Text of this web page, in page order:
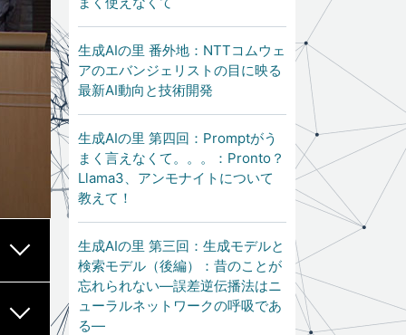
生成AIの里 番外地：NTTコムウェ
アのエバンジェリストの目に映る
最新AI動向と技術開発
生成AIの里 第四回：Promptがう
まく言えなくて。。。：Pronto？
Llama3、アンモナイトについて
教えて！
生成AIの里 第三回：生成モデルと
検索モデル（後編）：昔のことが
忘れられない―誤差逆伝播法はニ
ューラルネットワークの呼吸であ
る―